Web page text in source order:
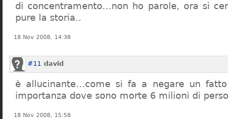
di concentramento…non ho parole, ora si
pure la storia..
18 Nov 2008, 14:38
#11 david
è allucinante…come si fa a negare un
importanza dove sono morte 6 milioni di
18 Nov 2008, 15:58